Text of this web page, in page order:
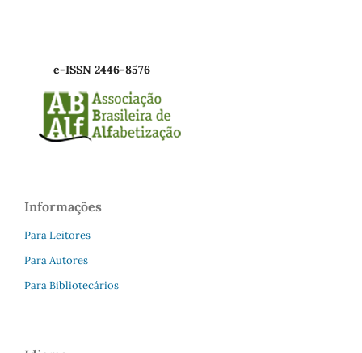
e-ISSN 2446-8576
Informações
Para Leitores
Para Autores
Para Bibliotecários